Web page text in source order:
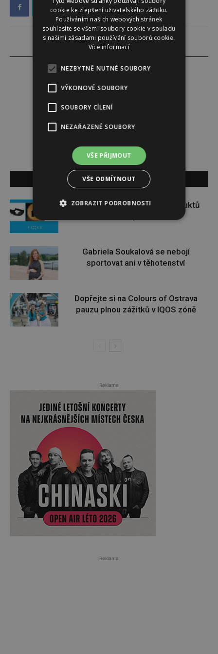
Redakce magazínu Instinkt.
SOUVISEJÍCÍ ČLÁNKY
Soutěž o set praktických produktů
Gabriela Soukalová se nebojí
sportovat ani v těhotenství
Dopřejte si na Colours of Ostrava
pauzu plnou zážitků v IQOS zóně
Reklama
Reklama
cookie ke zlepšení uživatelského zážitku.
Používáním našich webových stránek
souhlasíte se všemi soubory cookie v souladu
s našimi zásadami používání souborů cookie.
Více informací
NEZBYTNĚ NUTNÉ SOUBORY
VÝKONOVÉ SOUBORY
SOUBORY CÍLENÍ
NEZAŘAZENÉ SOUBORY
VŠE PŘIJMOUT
VŠE ODMÍTNOUT
ZOBRAZIT PODROBNOSTI